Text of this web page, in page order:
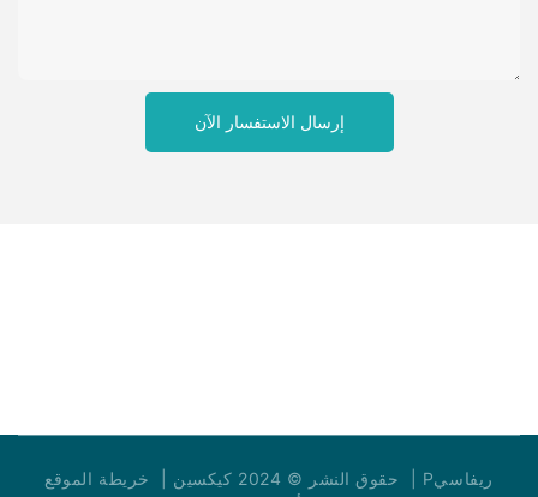
إرسال الاستفسار الآن
حقوق النشر © 2024 كيكسين |
Pريفاسي